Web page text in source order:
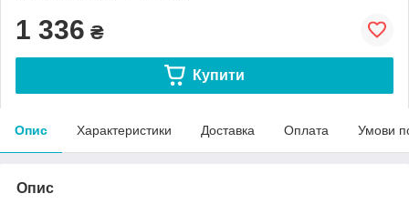
1 336 ₴
Купити
Опис Характеристики Доставка Оплата Умови
Опис